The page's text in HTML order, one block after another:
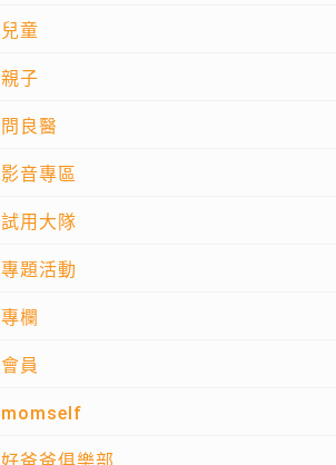
兒童
親子
問良醫
影音專區
試用大隊
專題活動
專欄
會員
momself